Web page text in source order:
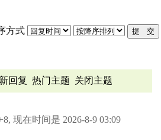
方式
回复 热门主题 关闭主题
现在时间是 2026-8-9 03:09